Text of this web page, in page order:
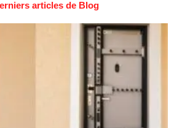
articles de Blog